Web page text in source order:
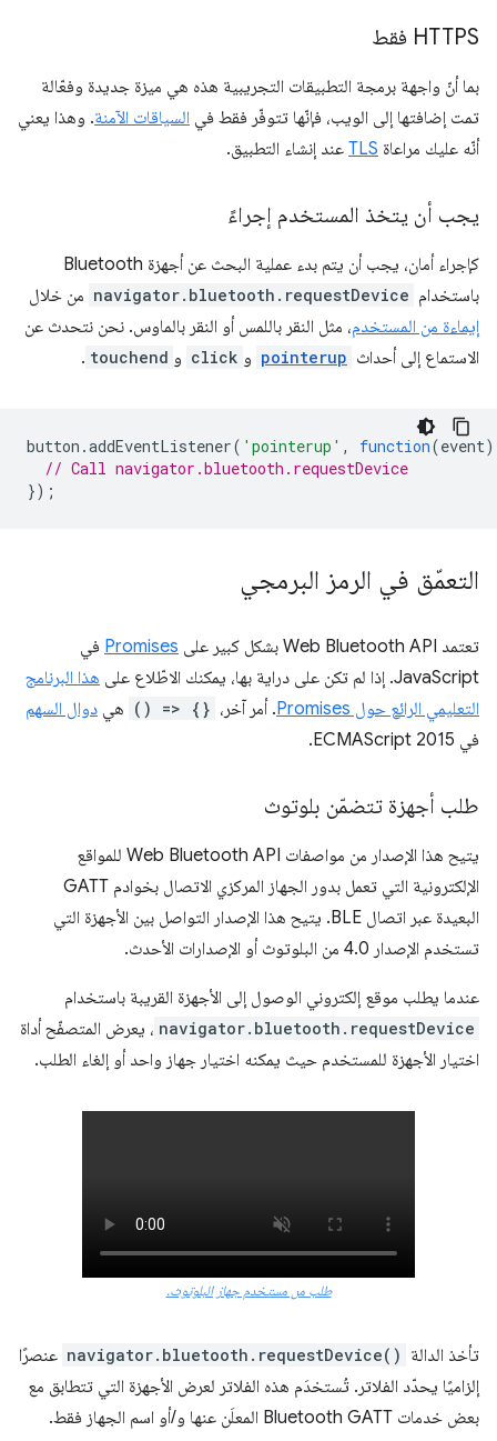
‫HTTPS فقط
بما أنّ واجهة برمجة التطبيقات التجريبية هذه هي ميزة جديدة وفعّالة
تمت إضافتها إلى الويب، فإنّها تتوفّر فقط في السياقات الآمنة. وهذا يعني
أنّه عليك مراعاة TLS عند إنشاء التطبيق.
يجب أن يتخذ المستخدم إجراءً
كإجراء أمان، يجب أن يتم بدء عملية البحث عن أجهزة Bluetooth
باستخدام navigator.bluetooth.requestDevice من خلال
إيماءة من المستخدم، مثل النقر باللمس أو النقر بالماوس. نحن نتحدث عن
الاستماع إلى أحداث pointerup و click و touchend
.
button .addEventListener( 'pointerup' , function(event)
// Call navigator.bluetooth.requestDevice
});
التعمّق في الرمز البرمجي
تعتمد Web Bluetooth API بشكل كبير على Promises في
JavaScript. إذا لم تكن على دراية بها، يمكنك الاطّلاع على
هذا البرنامج
التعليمي الرائع حول Promises
. أمر آخر، () => {} هي دوال السهم
في ECMAScript 2015.
طلب أجهزة تتضمّن بلوتوث
يتيح هذا الإصدار من مواصفات Web Bluetooth API للمواقع
الإلكترونية التي تعمل بدور الجهاز المركزي الاتصال بخوادم GATT
البعيدة عبر اتصال BLE. يتيح هذا الإصدار التواصل بين الأجهزة التي
تستخدم الإصدار 4.0 من البلوتوث أو الإصدارات الأحدث.
عندما يطلب موقع إلكتروني الوصول إلى الأجهزة القريبة باستخدام
navigator.bluetooth.requestDevice ، يعرض المتصفّح أداة
اختيار الأجهزة للمستخدم حيث يمكنه اختيار جهاز واحد أو إلغاء الطلب.
طلب من مستخدم جهاز البلوتوث.
تأخذ الدالة navigator.bluetooth.requestDevice() عنصرًا
إلزاميًا يحدّد الفلاتر. تُستخدَم هذه الفلاتر لعرض الأجهزة التي تتطابق مع
بعض خدمات Bluetooth GATT المعلَن عنها و/أو اسم الجهاز فقط.